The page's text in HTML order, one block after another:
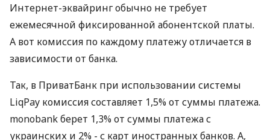
Интернет-эквайринг обычно не требует
ежемесячной фиксированной абонентской платы.
А вот комиссия по каждому платежу отличается в
зависимости от банка.
Так, в ПриватБанк при использовании системы
LiqPay комиссия составляет 1,5% от суммы платежа.
monobank берет 1,3% от суммы платежа с
украинских и 2% - с карт иностранных банков. А,